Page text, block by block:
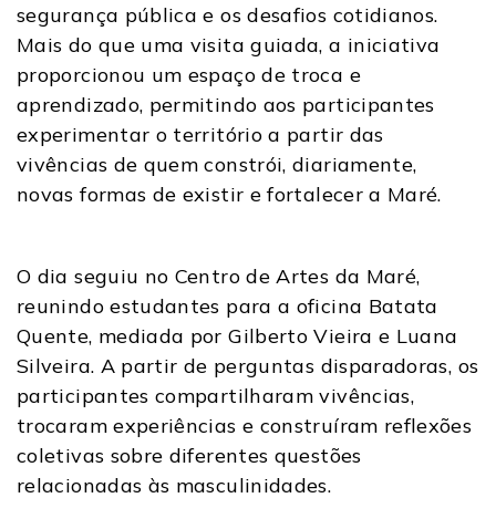
segurança pública e os desafios cotidianos.
Mais do que uma visita guiada, a iniciativa
proporcionou um espaço de troca e
aprendizado, permitindo aos participantes
experimentar o território a partir das
vivências de quem constrói, diariamente,
novas formas de existir e fortalecer a Maré.
O dia seguiu no Centro de Artes da Maré,
reunindo estudantes para a oficina Batata
Quente, mediada por Gilberto Vieira e Luana
Silveira. A partir de perguntas disparadoras, os
participantes compartilharam vivências,
trocaram experiências e construíram reflexões
coletivas sobre diferentes questões
relacionadas às masculinidades.